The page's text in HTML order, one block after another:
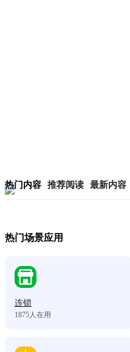
热门内容 推荐阅读 最新内容
热门场景应用
连锁
1875 人在用